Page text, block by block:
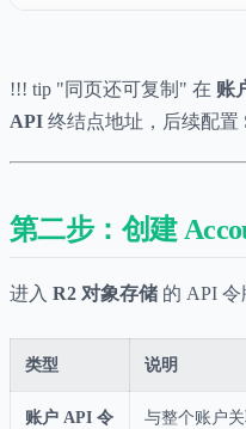
!!! tip "同页还可复制" 在 账
API 终结点地址，后续配置
第二步：创建
进入 R2 对象存储 的 API 令
类型 说明
账户 API 令
与整个账户